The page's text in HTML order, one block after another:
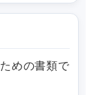
めの書類で